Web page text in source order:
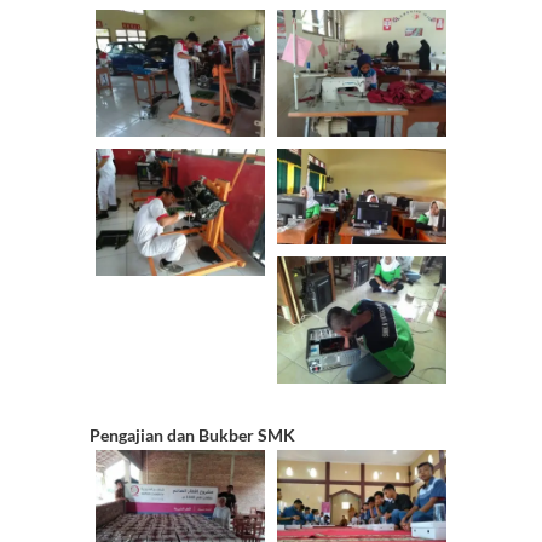
a
n
n
el
Pengajian dan Bukber SMK